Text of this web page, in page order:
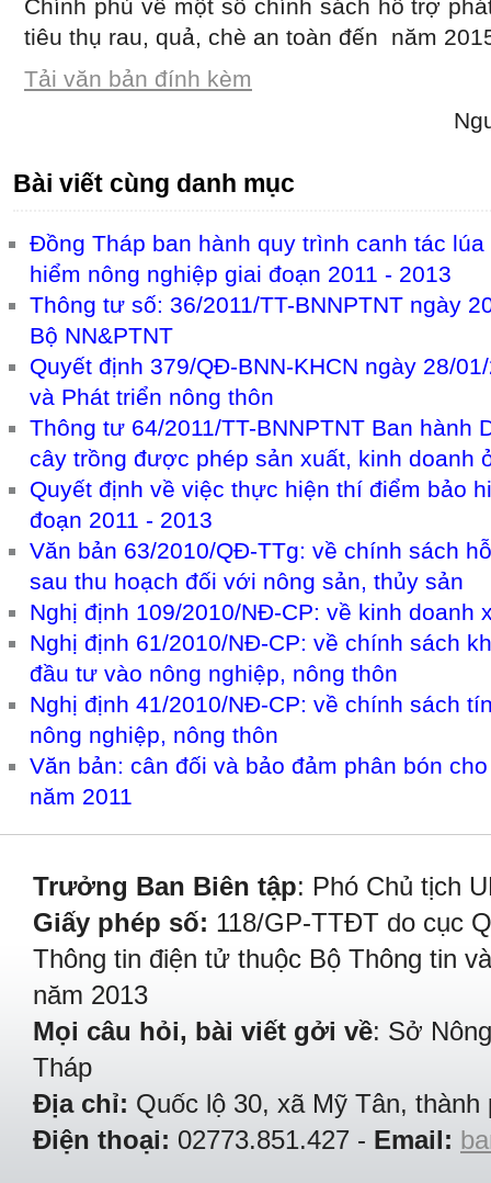
Chính phủ về một số chính sách hỗ trợ
tiêu thụ rau, quả, chè an toàn đến năm
Tải văn bản đính kèm
Bài viết cùng danh mục
Đồng Tháp ban hành quy trình canh tác
hiểm nông nghiệp giai đoạn 2011 - 2013
Thông tư số: 36/2011/TT-BNNPTNT ngày
Bộ NN&PTNT
Quyết định 379/QĐ-BNN-KHCN ngày 28/
và Phát triển nông thôn
Thông tư 64/2011/TT-BNNPTNT Ban hành
cây trồng được phép sản xuất, kinh doanh
Quyết định về việc thực hiện thí điểm bảo
đoạn 2011 - 2013
Văn bản 63/2010/QĐ-TTg: về chính sách
sau thu hoạch đối với nông sản, thủy sản
Nghị định 109/2010/NĐ-CP: về kinh doanh
Nghị định 61/2010/NĐ-CP: về chính sách
đầu tư vào nông nghiệp, nông thôn
Nghị định 41/2010/NĐ-CP: về chính sách
nông nghiệp, nông thôn
Văn bản: cân đối và bảo đảm phân bón
năm 2011
Trưởng Ban Biên tập: Phó Chủ tịch
Giấy phép số: 118/GP-TTĐT do cục
Thông tin điện tử thuộc Bộ Thông tin
năm 2013
Mọi câu hỏi, bài viết gởi về: Sở
Tháp
Địa chỉ: Quốc lộ 30, xã Mỹ Tân,
Điện thoại: 02773.851.427 - Email: